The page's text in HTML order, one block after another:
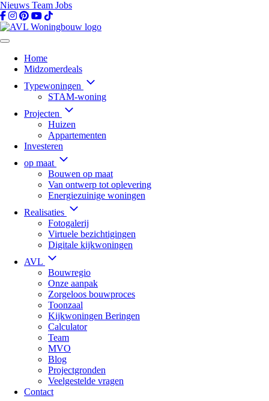
Nieuws Team Jobs
Home
Midzomerdeals
Typewoningen
STAM-woning
Projecten
Huizen
Appartementen
Investeren
op maat
Bouwen op maat
Van ontwerp tot oplevering
Energiezuinige woningen
Realisaties
Fotogalerij
Virtuele bezichtigingen
Digitale kijkwoningen
AVL
Bouwregio
Onze aanpak
Zorgeloos bouwproces
Toonzaal
Kijkwoningen Beringen
Calculator
Team
MVO
Blog
Projectgronden
Veelgestelde vragen
Contact